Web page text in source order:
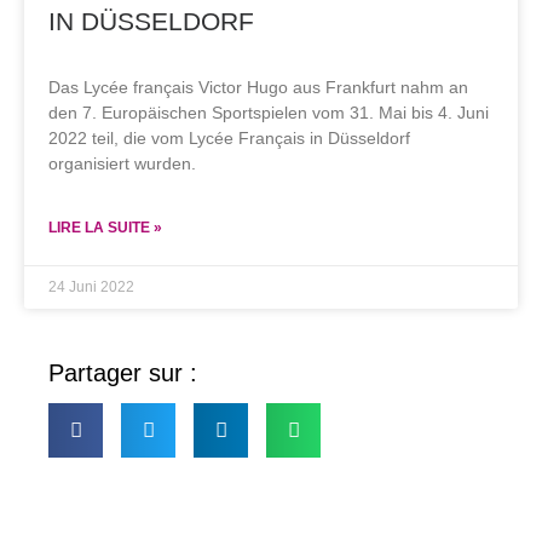
IN DÜSSELDORF
Das Lycée français Victor Hugo aus Frankfurt nahm an
den 7. Europäischen Sportspielen vom 31. Mai bis 4. Juni
2022 teil, die vom Lycée Français in Düsseldorf
organisiert wurden.
LIRE LA SUITE »
24 Juni 2022
Partager sur :